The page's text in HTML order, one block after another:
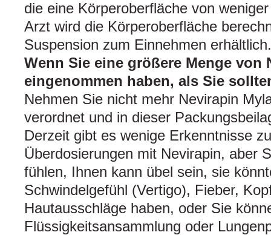
die eine Körperoberfläche von
Arzt wird die Körperoberfläche
Suspension zum Einnehmen erhältlich.
Wenn Sie eine größere Menge von
eingenommen haben, als Sie
Nehmen Sie nicht mehr Nevirapin
verordnet und in dieser
Derzeit gibt es wenige Erkenntnisse
Überdosierungen mit Nevirapin, aber
fühlen, Ihnen kann übel sein, sie
Schwindelgefühl (Vertigo), Fieber,
Hautausschläge haben, oder Sie
Flüssigkeitsansammlung oder